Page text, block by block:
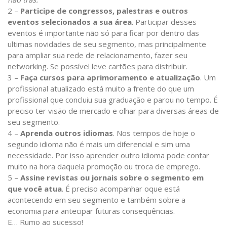
2 – Participe de congressos, palestras e outros
eventos selecionados a sua área. Participar desses
eventos é importante não só para ficar por dentro das
ultimas novidades de seu segmento, mas principalmente
para ampliar sua rede de relacionamento, fazer seu
networking. Se possível leve cartões para distribuir.
3 – Faça cursos para aprimoramento e atualização. Um
profissional atualizado está muito a frente do que um
profissional que concluiu sua graduação e parou no tempo. É
preciso ter visão de mercado e olhar para diversas áreas de
seu segmento.
4 – Aprenda outros idiomas. Nos tempos de hoje o
segundo idioma não é mais um diferencial e sim uma
necessidade. Por isso aprender outro idioma pode contar
muito na hora daquela promoção ou troca de emprego.
5 – Assine revistas ou jornais sobre o segmento em
que você atua. É preciso acompanhar oque está
acontecendo em seu segmento e também sobre a
economia para antecipar futuras consequências.
E… Rumo ao sucesso!